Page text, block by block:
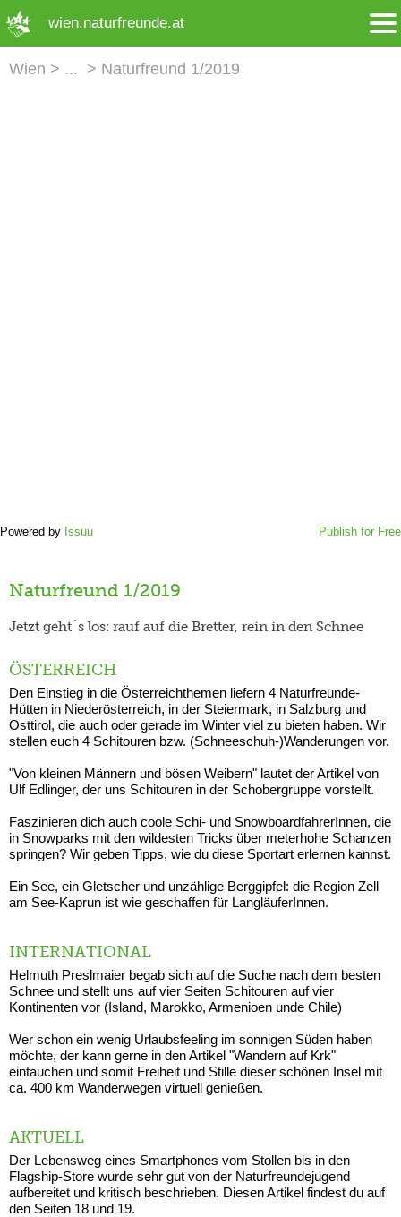
wien.naturfreunde.at
Wien Naturfreund 1/2019
Powered by Issuu Publish for Free
Naturfreund 1/2019
Jetzt geht´s los: rauf auf die Bretter, rein in den Schnee
ÖSTERREICH
Den Einstieg in die Österreichthemen liefern 4 Naturfreunde-
Hütten in Niederösterreich, in der Steiermark, in Salzburg und
Osttirol, die auch oder gerade im Winter viel zu bieten haben. Wir
stellen euch 4 Schitouren bzw. (Schneeschuh-)Wanderungen vor.
"Von kleinen Männern und bösen Weibern" lautet der Artikel von
Ulf Edlinger, der uns Schitouren in der Schobergruppe vorstellt.
Faszinieren dich auch coole Schi- und SnowboardfahrerInnen, die
in Snowparks mit den wildesten Tricks über meterhohe Schanzen
springen? Wir geben Tipps, wie du diese Sportart erlernen kannst.
Ein See, ein Gletscher und unzählige Berggipfel: die Region Zell
am See-Kaprun ist wie geschaffen für LangläuferInnen.
INTERNATIONAL
Helmuth Preslmaier begab sich auf die Suche nach dem besten
Schnee und stellt uns auf vier Seiten Schitouren auf vier
Kontinenten vor (Island, Marokko, Armenioen unde Chile)
Wer schon ein wenig Urlaubsfeeling im sonnigen Süden haben
möchte, der kann gerne in den Artikel "Wandern auf Krk"
eintauchen und somit Freiheit und Stille dieser schönen Insel mit
ca. 400 km Wanderwegen virtuell genießen.
AKTUELL
Der Lebensweg eines Smartphones vom Stollen bis in den
Flagship-Store wurde sehr gut von der Naturfreundejugend
aufbereitet und kritisch beschrieben. Diesen Artikel findest du auf
den Seiten 18 und 19.